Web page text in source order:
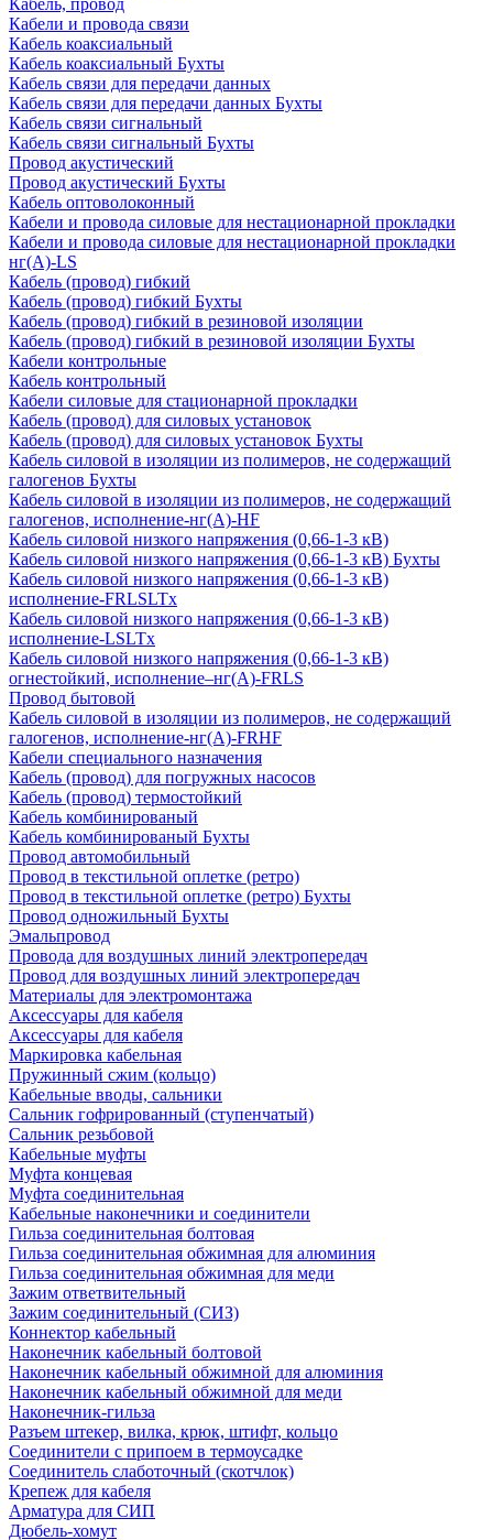
Кабель, провод
Кабели и провода связи
Кабель коаксиальный
Кабель коаксиальный Бухты
Кабель связи для передачи данных
Кабель связи для передачи данных Бухты
Кабель связи сигнальный
Кабель связи сигнальный Бухты
Провод акустический
Провод акустический Бухты
Кабель оптоволоконный
Кабели и провода силовые для нестационарной прокладки
Кабели и провода силовые для нестационарной прокладки
нг(А)-LS
Кабель (провод) гибкий
Кабель (провод) гибкий Бухты
Кабель (провод) гибкий в резиновой изоляции
Кабель (провод) гибкий в резиновой изоляции Бухты
Кабели контрольные
Кабель контрольный
Кабели силовые для стационарной прокладки
Кабель (провод) для силовых установок
Кабель (провод) для силовых установок Бухты
Кабель силовой в изоляции из полимеров, не содержащий
галогенов Бухты
Кабель силовой в изоляции из полимеров, не содержащий
галогенов, исполнение-нг(А)-HF
Кабель силовой низкого напряжения (0,66-1-3 кВ)
Кабель силовой низкого напряжения (0,66-1-3 кВ) Бухты
Кабель силовой низкого напряжения (0,66-1-3 кВ)
исполнение-FRLSLTx
Кабель силовой низкого напряжения (0,66-1-3 кВ)
исполнение-LSLTx
Кабель силовой низкого напряжения (0,66-1-3 кВ)
огнестойкий, исполнение–нг(А)-FRLS
Провод бытовой
Кабель силовой в изоляции из полимеров, не содержащий
галогенов, исполнение-нг(А)-FRHF
Кабели специального назначения
Кабель (провод) для погружных насосов
Кабель (провод) термостойкий
Кабель комбинированый
Кабель комбинированый Бухты
Провод автомобильный
Провод в текстильной оплетке (ретро)
Провод в текстильной оплетке (ретро) Бухты
Провод одножильный Бухты
Эмальпровод
Провода для воздушных линий электропередач
Провод для воздушных линий электропередач
Материалы для электромонтажа
Аксессуары для кабеля
Аксессуары для кабеля
Маркировка кабельная
Пружинный сжим (кольцо)
Кабельные вводы, сальники
Сальник гофрированный (ступенчатый)
Сальник резьбовой
Кабельные муфты
Муфта концевая
Муфта соединительная
Кабельные наконечники и соединители
Гильза соединительная болтовая
Гильза соединительная обжимная для алюминия
Гильза соединительная обжимная для меди
Зажим ответвительный
Зажим соединительный (СИЗ)
Коннектор кабельный
Наконечник кабельный болтовой
Наконечник кабельный обжимной для алюминия
Наконечник кабельный обжимной для меди
Наконечник-гильза
Разъем штекер, вилка, крюк, штифт, кольцо
Соединители с припоем в термоусадке
Соединитель слаботочный (скотчлок)
Крепеж для кабеля
Арматура для СИП
Дюбель-хомут